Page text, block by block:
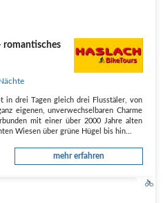
romantisches
in drei Tagen gleich drei Flusstäler, von
eigenen, unverwechselbaren Charme
mit einer über 2000 Jahre alten
Wiesen über grüne Hügel bis hin…
mehr erfahren